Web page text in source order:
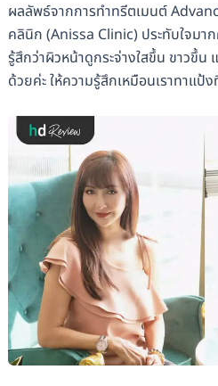
ผลลัพธ์จากการทำทรีตเมนต์
คลินิก (Anissa Clinic) ประทับใจมา
รู้สึกว่าผิวหน้าดูกระจ่างใสขึ้น ขาวขึ้น
ด้วยค่ะ ให้ความรู้สึกเหมือนเราทาแป้